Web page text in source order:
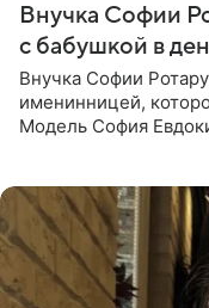
Внучка Софии
с бабушкой в
Внучка Софии
именинницей,
Модель София